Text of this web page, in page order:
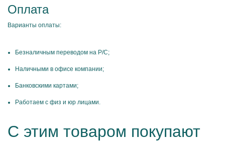
Оплата
Варианты оплаты:
Безналичным переводом на Р/С;
Наличными в офисе компании;
Банковскими картами;
Работаем с физ и юр лицами.
С этим товаром покупают